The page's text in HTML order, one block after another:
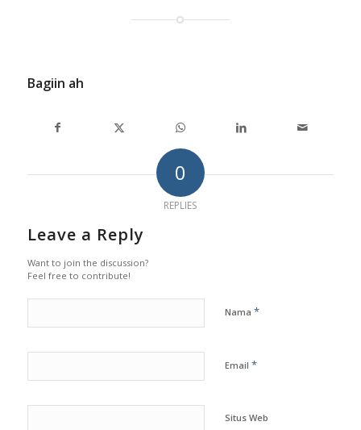
Bagiin ah
0
REPLIES
Leave a Reply
Want to join the discussion?
Feel free to contribute!
Nama *
Email *
Situs Web